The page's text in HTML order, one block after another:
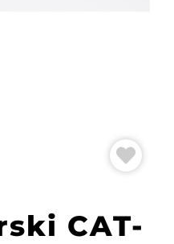
CAT-